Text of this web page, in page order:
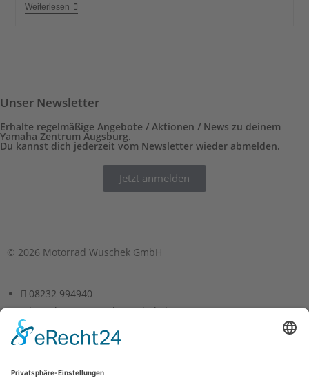
Weiterlesen
Unser Newsletter
Erhalte regelmäßige Angebote / Aktionen / News zu deinem
Yamaha Zentrum Augsburg.
Du kannst dich jederzeit vom Newsletter wieder abmelden.
Jetzt anmelden
© 2026 Motorrad Wuschek GmbH
08232 994940
kontakt@motorrad-wuschek.de
Lilienthalstr. 9, 86830 Schwabmünchen
Mo.–Fr.:08:00-18:00 | Sa.: 9:00–14:00